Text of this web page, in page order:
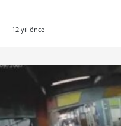
12 yıl önce